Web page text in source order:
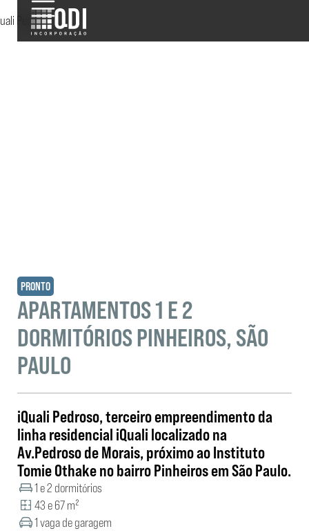
PRONTO
APARTAMENTOS 1 E 2
DORMITÓRIOS PINHEIROS, SÃO
PAULO
iQuali Pedroso, terceiro empreendimento da
linha residencial iQuali localizado na
Av.Pedroso de Morais, próximo ao Instituto
Tomie Othake no bairro Pinheiros em São Paulo.
1 e 2 dormitórios
43 e 67 m²
1 vaga de garagem